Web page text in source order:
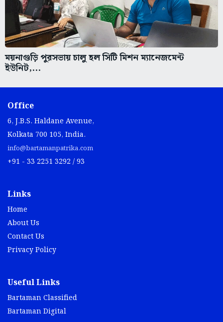
ময়নাগুড়ি পুরসভায় চালু হল সিটি মিশন ম্যানেজমেন্ট
ইউনিট,...
Office
6, J.B.S. Haldane Avenue,
Kolkata 700 105, India.
info@bartamanpatrika.com
+91 - 33 2251 3292 / 93
Links
Home
About Us
Contact Us
Privacy Policy
Useful Links
Bartaman Classified
Bartaman Digital